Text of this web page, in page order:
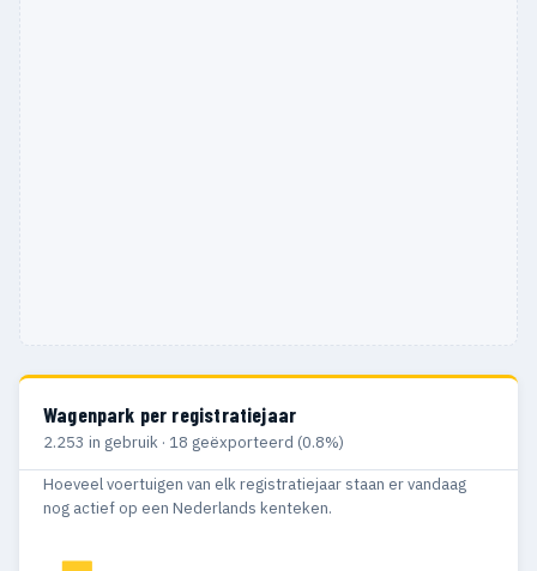
Wagenpark per registratiejaar
2.253 in gebruik · 18 geëxporteerd (0.8%)
Hoeveel voertuigen van elk registratiejaar staan er vandaag
nog actief op een Nederlands kenteken.